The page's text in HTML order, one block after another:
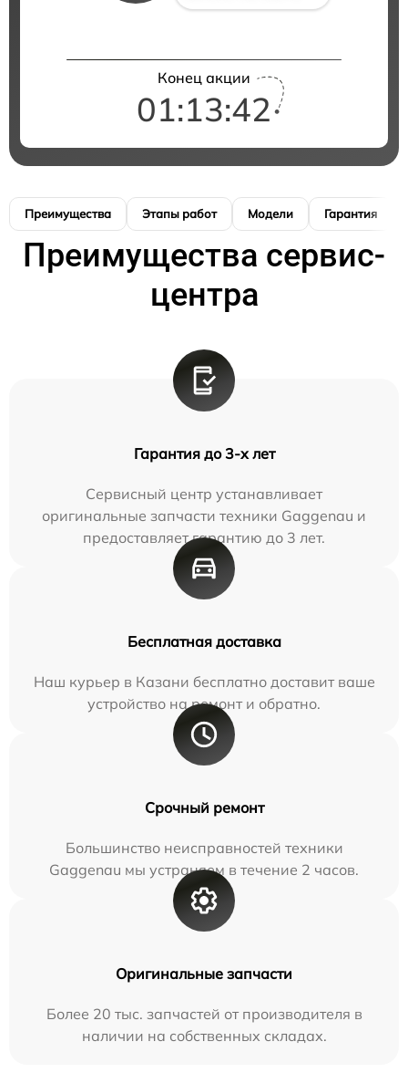
Конец акции
01:13:42
Преимущества Этапы работ Модели Гарантия
Преимущества сервис-
центра
Гарантия до 3-х лет
Сервисный центр устанавливает
оригинальные запчасти техники Gaggenau и
предоставляет гарантию до 3 лет.
Бесплатная доставка
Наш курьер в Казани бесплатно доставит ваше
устройство на ремонт и обратно.
Срочный ремонт
Большинство неисправностей техники
Gaggenau мы устраняем в течение 2 часов.
Оригинальные запчасти
Более 20 тыс. запчастей от производителя в
наличии на собственных складах.